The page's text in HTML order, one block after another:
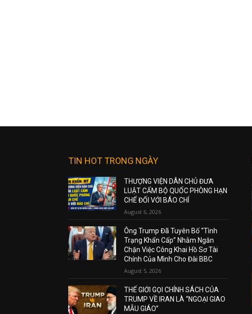
TIN HOT TRONG NGÀY
THƯỢNG VIỆN DÂN CHỦ ĐƯA
LUẬT CẤM BỘ QUỐC PHÒNG HẠN
CHẾ ĐỐI VỚI BÁO CHÍ
August 6, 2026
Ông Trump Đã Tuyên Bố “Tình
Trạng Khẩn Cấp” Nhằm Ngăn
Chặn Việc Công Khai Hồ Sơ Tài
Chính Của Mình Cho Đài BBC
August 5, 2026
THẾ GIỚI GỌI CHÍNH SÁCH CỦA
TRUMP VỀ IRAN LÀ “NGOẠI GIAO
MẪU GIÁO”